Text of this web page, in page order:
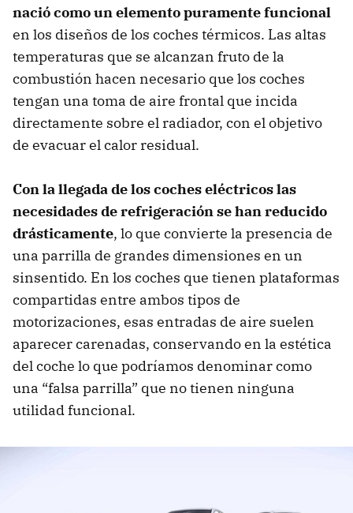
nació como un elemento puramente funcional
en los diseños de los coches térmicos. Las altas
temperaturas que se alcanzan fruto de la
combustión hacen necesario que los coches
tengan una toma de aire frontal que incida
directamente sobre el radiador, con el objetivo
de evacuar el calor residual.
Con la llegada de los coches eléctricos las
necesidades de refrigeración se han reducido
drásticamente, lo que convierte la presencia de
una parrilla de grandes dimensiones en un
sinsentido. En los coches que tienen plataformas
compartidas entre ambos tipos de
motorizaciones, esas entradas de aire suelen
aparecer carenadas, conservando en la estética
del coche lo que podríamos denominar como
una “falsa parrilla” que no tienen ninguna
utilidad funcional.